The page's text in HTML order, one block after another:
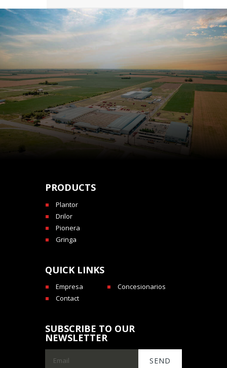
PRODUCTS
Plantor
Drilor
Pionera
Gringa
QUICK LINKS
Empresa
Concesionarios
Contact
SUBSCRIBE TO OUR
NEWSLETTER